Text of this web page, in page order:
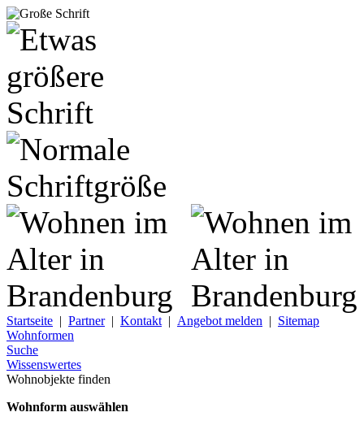
Startseite | Partner| Kontakt | Angebot melden | Sitemap
Wohnformen
Suche
Wissenswertes
Wohnobjekte finden
Wohnform auswählen